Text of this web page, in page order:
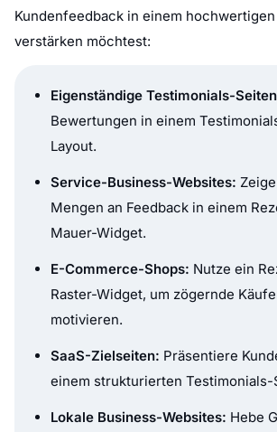
Kundenfeedback in einem
verstärken möchtest:
Eigenständige Testimonials-
Bewertungen in einem
Layout.
Service-Business-Websites:
Mengen an Feedback in einem
Mauer-Widget.
E-Commerce-Shops: Nutze ein
Raster-Widget, um zögernde
motivieren.
SaaS-Zielseiten: Präsentiere
einem strukturierten Testimonials-
Lokale Business-Websites: Hebe